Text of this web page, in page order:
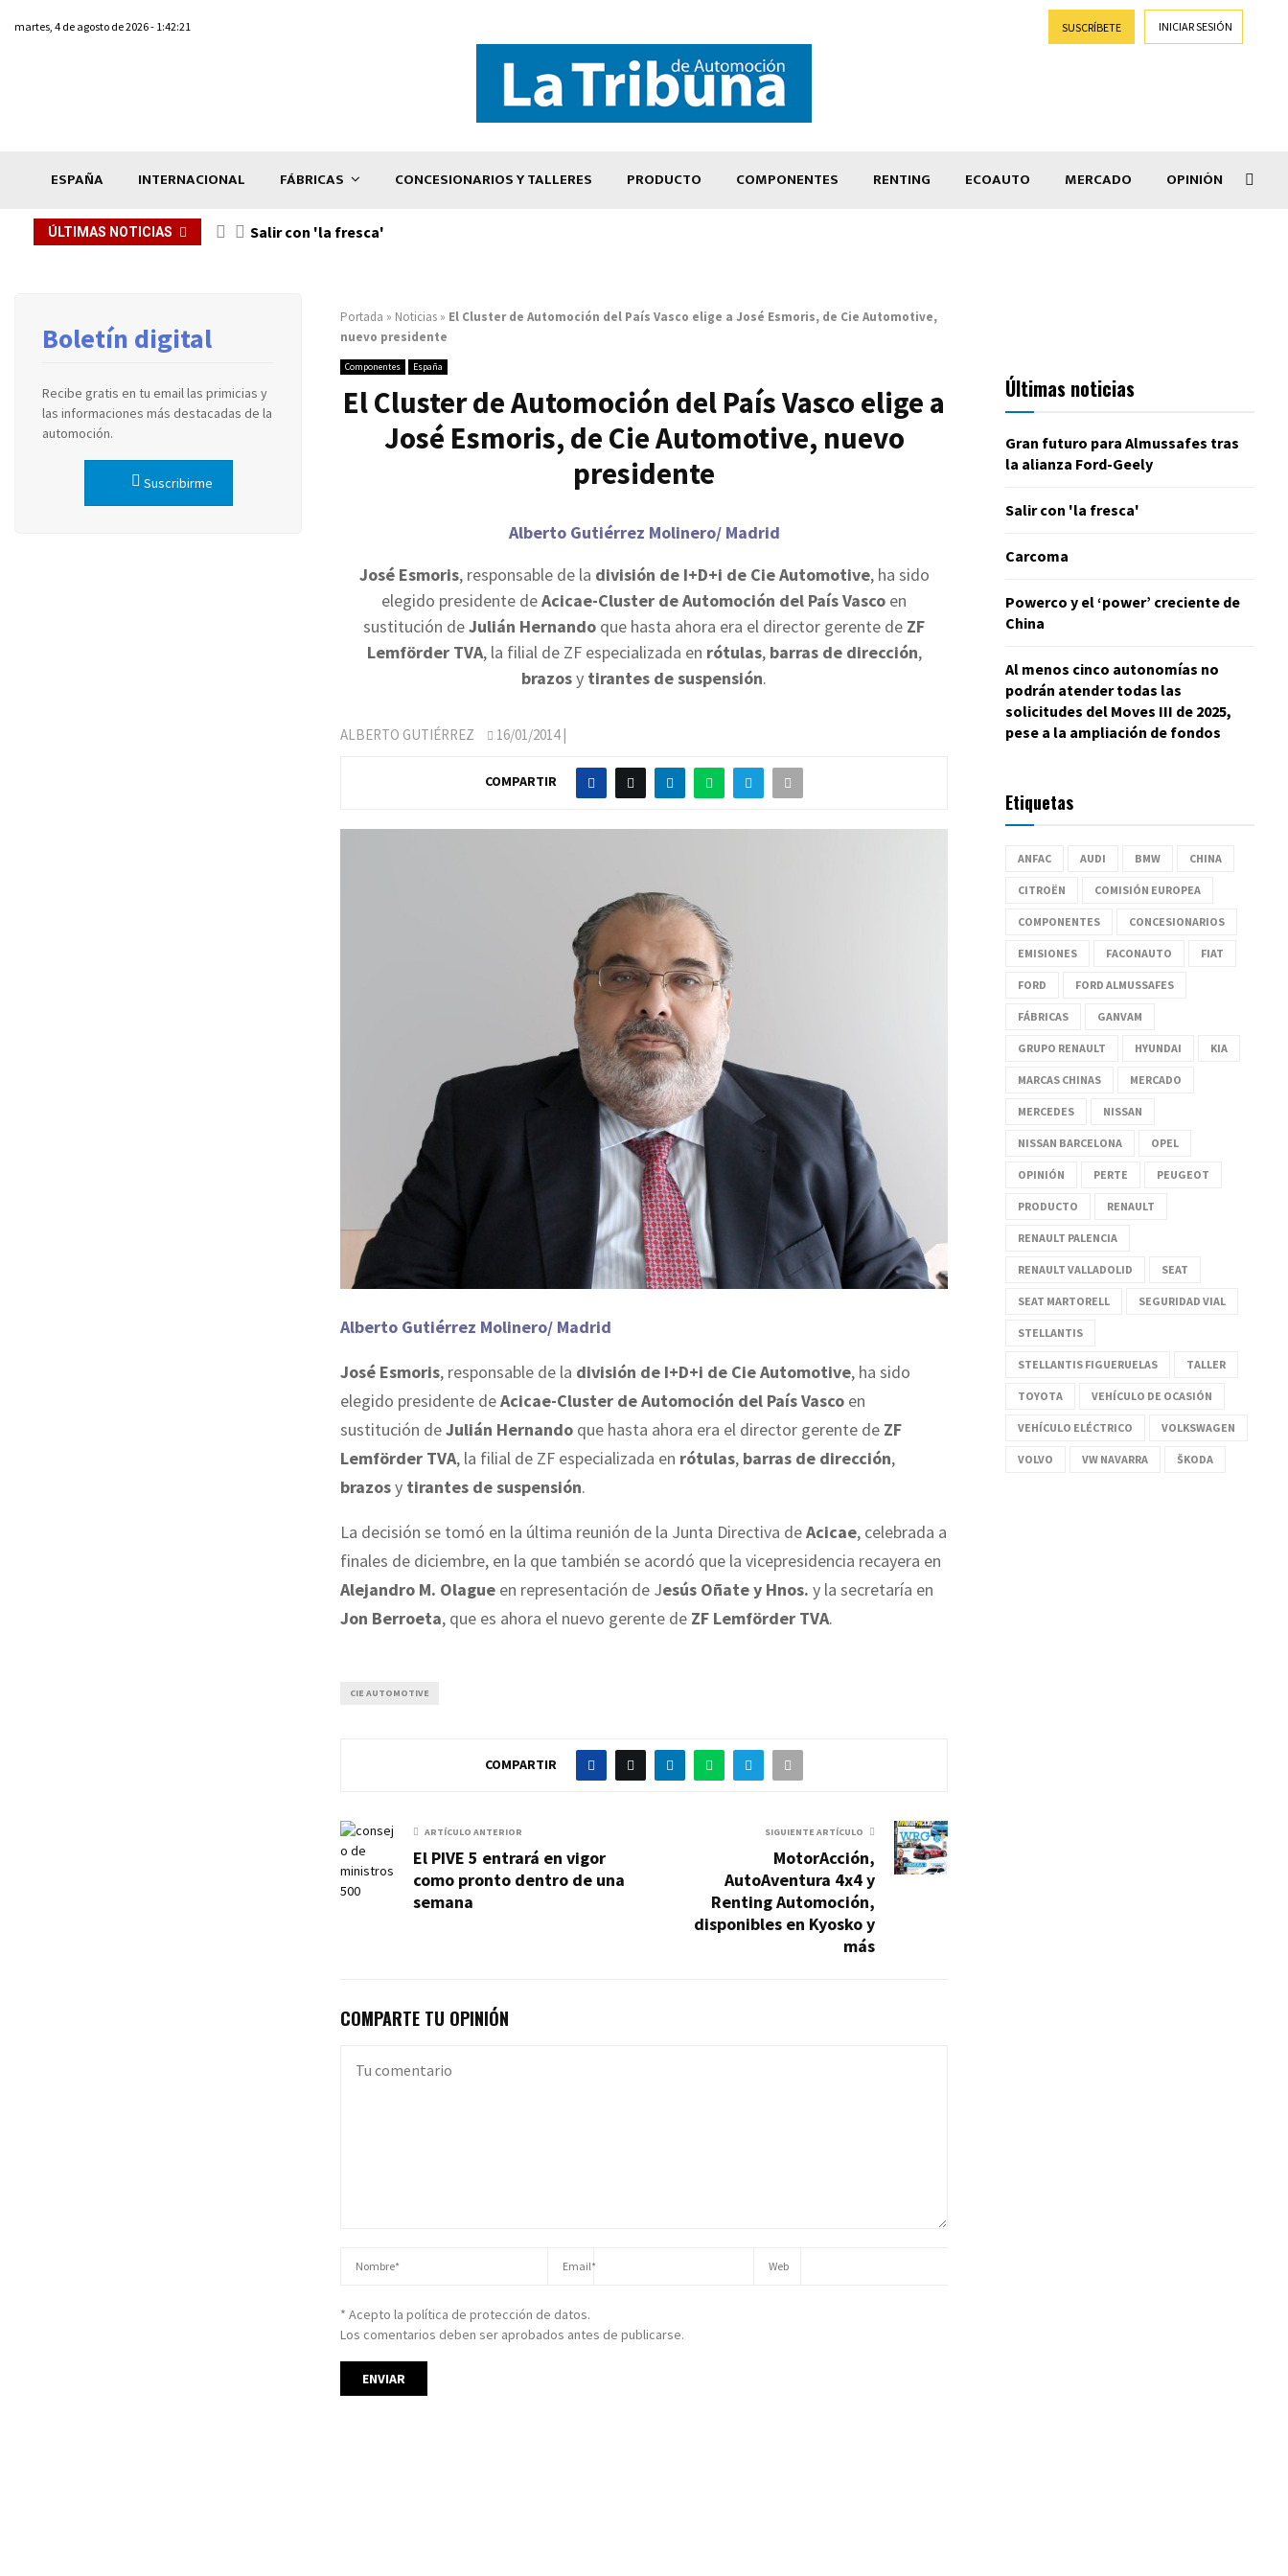
martes, 4 de agosto de 2026 - 1:42:21 SUSCRÍBETE INICIAR SESIÓN
ESPAÑA INTERNACIONAL FÁBRICAS CONCESIONARIOS Y TALLERES PRODUCTO COMPONENTES RENTING ECOAUTO MERCADO OPINIÓN
ÚLTIMAS NOTICIAS Salir con 'la fresca'
Portada » Noticias » El Cluster de Automoción del País Vasco elige a José Esmoris, de Cie Automotive,
nuevo presidente
Componentes España
El Cluster de Automoción del País Vasco elige a
José Esmoris, de Cie Automotive, nuevo
presidente
Alberto Gutiérrez Molinero/ Madrid
José Esmoris, responsable de la división de I+D+i de Cie Automotive, ha sido
elegido presidente deAcicae-Cluster de Automoción del País Vasco en
sustitución deJulián Hernando que hasta ahora era el director gerente de ZF
Lemförder TVA, la filial de ZF especializada en rótulas, barras de dirección,
brazosy tirantes de suspensión.
ALBERTO GUTIÉRREZ 16/01/2014|
COMPARTIR
Alberto Gutiérrez Molinero/ Madrid
José Esmoris, responsable de la división de I+D+i de Cie Automotive, ha sido
elegido presidente deAcicae-Cluster de Automoción del País Vasco en
sustitución deJulián Hernando que hasta ahora era el director gerente de ZF
Lemförder TVA, la filial de ZF especializada en rótulas, barras de dirección,
brazosy tirantes de suspensión.
La decisión se tomó en la última reunión de la Junta Directiva deAcicae, celebrada a
finales de diciembre, en la que también se acordó que la vicepresidencia recayera en
Alejandro M. Olague en representación de Jesús Oñate y Hnos. y la secretaría en
Jon Berroeta, que es ahora el nuevo gerente de ZF Lemförder TVA.
CIE AUTOMOTIVE
COMPARTIR
ARTÍCULO ANTERIOR
El PIVE 5 entrará en vigor
como pronto dentro de una
semana
SIGUIENTE ARTÍCULO
MotorAcción,
AutoAventura 4x4 y
Renting Automoción,
disponibles en Kyosko y
más
COMPARTE TU OPINIÓN
* Acepto la política de protección de datos.
Los comentarios deben ser aprobados antes de publicarse.
Boletín digital
Recibe gratis en tu email las primicias y
las informaciones más destacadas de la
automoción.
Suscribirme
Últimas noticias
Gran futuro para Almussafes tras
la alianza Ford-Geely
Salir con 'la fresca'
Carcoma
Powerco y el ‘power’ creciente de
China
Al menos cinco autonomías no
podrán atender todas las
solicitudes del Moves III de 2025,
pese a la ampliación de fondos
Etiquetas
ANFAC AUDI BMW CHINA
CITROËN COMISIÓN EUROPEA
COMPONENTES CONCESIONARIOS
EMISIONES FACONAUTO FIAT
FORD FORD ALMUSSAFES
FÁBRICAS GANVAM
GRUPO RENAULT HYUNDAI KIA
MARCAS CHINAS MERCADO
MERCEDES NISSAN
NISSAN BARCELONA OPEL
OPINIÓN PERTE PEUGEOT
PRODUCTO RENAULT
RENAULT PALENCIA
RENAULT VALLADOLID SEAT
SEAT MARTORELL SEGURIDAD VIAL
STELLANTIS
STELLANTIS FIGUERUELAS TALLER
TOYOTA VEHÍCULO DE OCASIÓN
VEHÍCULO ELÉCTRICO VOLKSWAGEN
VOLVO VW NAVARRA ŠKODA